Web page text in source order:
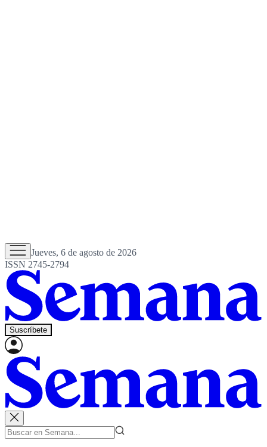
Jueves, 6 de agosto de 2026
ISSN 2745-2794
Suscríbete